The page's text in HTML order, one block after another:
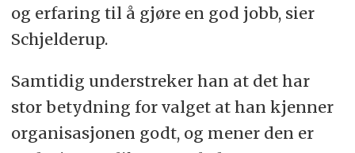
og erfaring til å gjøre en god jobb, sier
Schjelderup.
Samtidig understreker han at det har
stor betydning for valget at han kjenner
organisasjonen godt, og mener den er